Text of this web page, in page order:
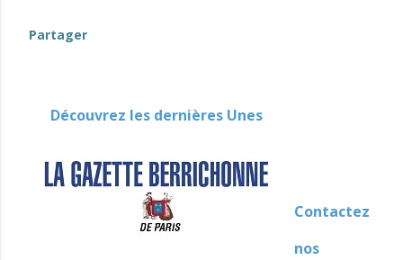
Partager
Découvrez les dernières Unes
Contactez
nos